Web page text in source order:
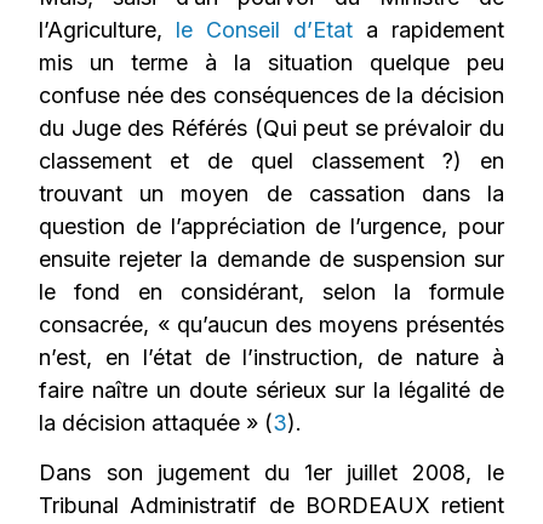
l’Agriculture, le Conseil d’Etata rapidement
mis un terme à la situation quelque peu
confuse née des conséquences de la décision
du Juge des Référés (Qui peut se prévaloir du
classement et de quel classement ?) en
trouvant un moyen de cassation dans la
question de l’appréciation de l’urgence, pour
ensuite rejeter la demande de suspension sur
le fond en considérant, selon la formule
consacrée, « qu’aucun des moyens présentés
n’est, en l’état de l’instruction, de nature à
faire naître un doute sérieux sur la légalité de
la décision attaquée » (3).
Dans son jugement du 1er juillet 2008, le
Tribunal Administratif de BORDEAUX retient